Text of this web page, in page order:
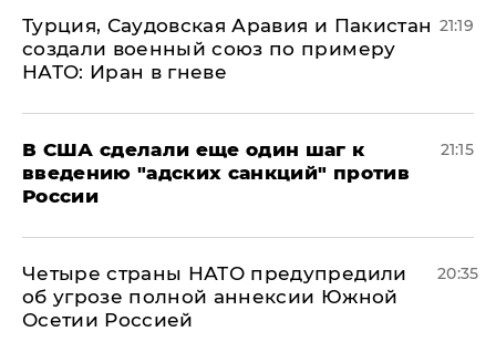
Турция, Саудовская Аравия и Пакистан
создали военный союз по примеру
НАТО: Иран в гневе
21:19
В США сделали еще один шаг к
введению "адских санкций" против
России
21:15
Четыре страны НАТО предупредили
об угрозе полной аннексии Южной
Осетии Россией
20:35